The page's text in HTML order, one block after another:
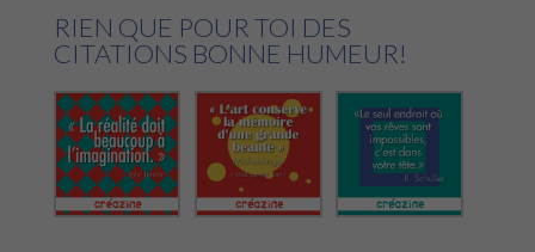
RIEN QUE POUR TOI DES
CITATIONS BONNE HUMEUR!